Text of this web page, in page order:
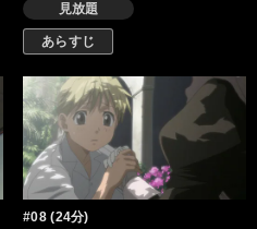
見放題
あらすじ
#08 (24分)